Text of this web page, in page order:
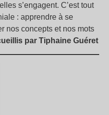
s’engagent. C’est tout
: apprendre à se
nos concepts et nos mots
par Tiphaine Guéret